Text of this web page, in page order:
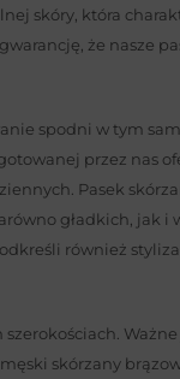
skóry, która
że nasze
spodni w tym
przez nas
Pasek
gładkich, jak i
również
Ważne
skórzany